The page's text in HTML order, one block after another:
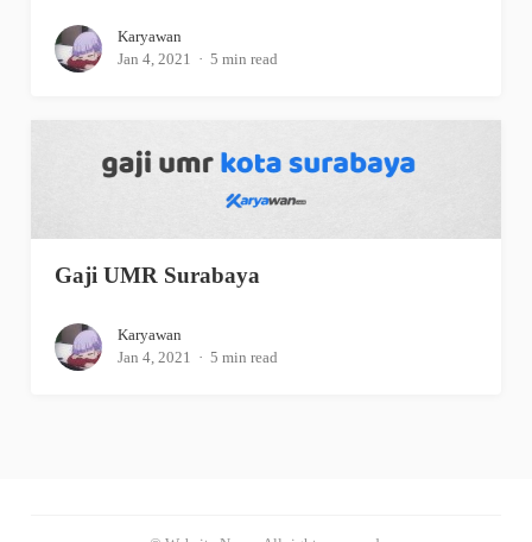
Karyawan
Jan 4, 2021
5 min read
Gaji UMR Surabaya
Karyawan
Jan 4, 2021
5 min read